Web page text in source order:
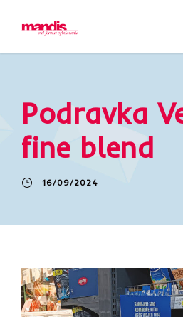
Podravka
fine blend
16/09/2024